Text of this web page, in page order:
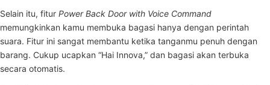
Selain itu, fitur Power Back Door with Voice Command
memungkinkan kamu membuka bagasi hanya dengan perintah
suara. Fitur ini sangat membantu ketika tanganmu penuh dengan
barang. Cukup ucapkan “Hai Innova,” dan bagasi akan terbuka
secara otomatis.